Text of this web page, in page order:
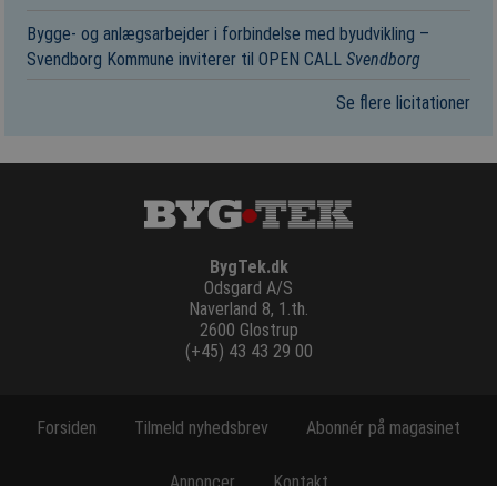
Bygge- og anlægsarbejder i forbindelse med byudvikling –
Svendborg Kommune inviterer til OPEN CALLSvendborg
Se flere licitationer
BygTek.dk
Odsgard A/S
Naverland 8, 1.th.
2600 Glostrup
(+45) 43 43 29 00
Forsiden Tilmeld nyhedsbrev Abonnér på magasinet